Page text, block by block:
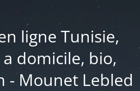
ligne Tunisie,
domicile, bio,
- Mounet Lebled